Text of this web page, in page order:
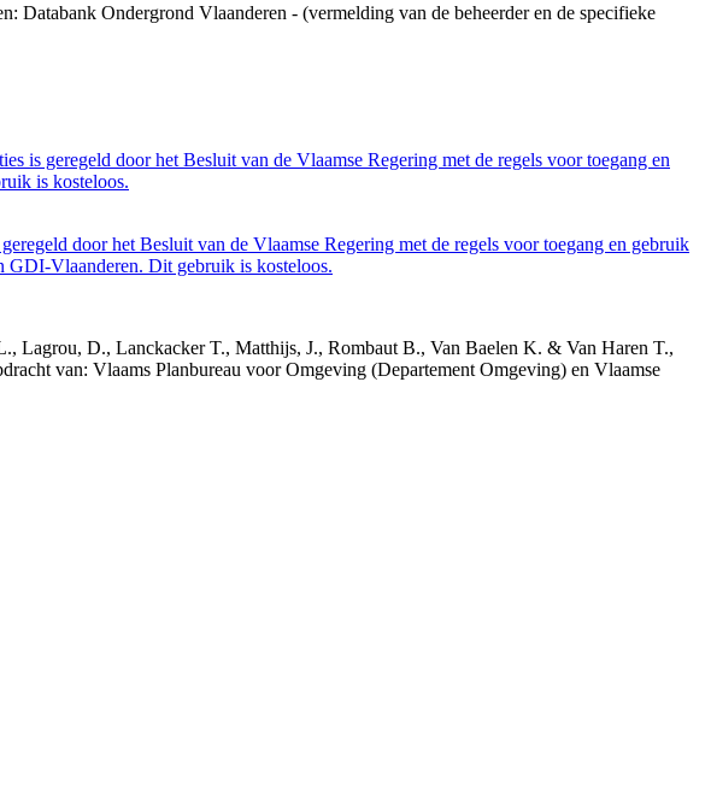
Databank Ondergrond Vlaanderen - (vermelding van de beheerder en de specifieke
is geregeld door het Besluit van de Vlaamse Regering met de regels voor toegang en
is kosteloos.
door het Besluit van de Vlaamse Regering met de regels voor toegang en gebruik
GDI-Vlaanderen. Dit gebruik is kosteloos.
Lagrou, D., Lanckacker T., Matthijs, J., Rombaut B., Van Baelen K. & Van Haren T.,
van: Vlaams Planbureau voor Omgeving (Departement Omgeving) en Vlaamse